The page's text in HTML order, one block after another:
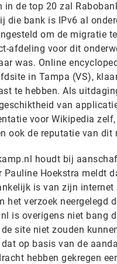
in de top 20 zal
die bank is IPv6 al
om de migratie
afdeling voor dit
was. Online
in Tampa (VS),
te hebben. Als
van
voor Wikipedia
ook de reputatie van
houdt bij
Pauline Hoekstra meldt
is van zijn
het verzoek neergelegd
is overigens niet bang
site niet zouden
op basis van de
hebben gekregen